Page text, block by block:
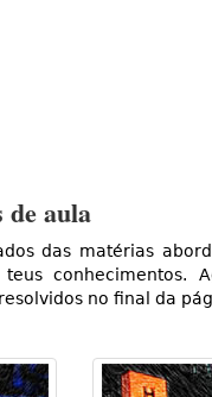
de aula
das matérias
conhecimentos.
no final da